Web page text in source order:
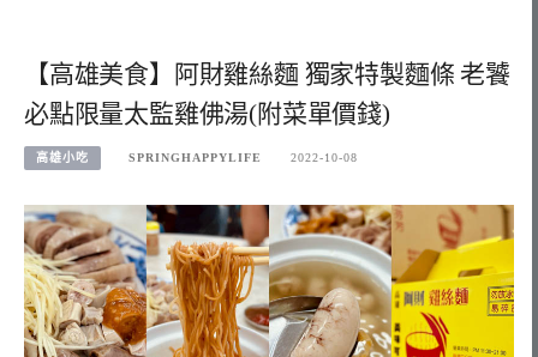
【高雄美食】阿財雞絲麵 獨家特製麵條 老饕
必點限量太監雞佛湯(附菜單價錢)
高雄小吃 SPRINGHAPPYLIFE 2022-10-08